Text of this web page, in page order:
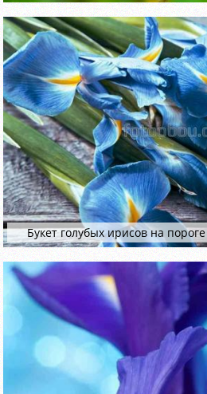
Букет голубых ирисов на пороге